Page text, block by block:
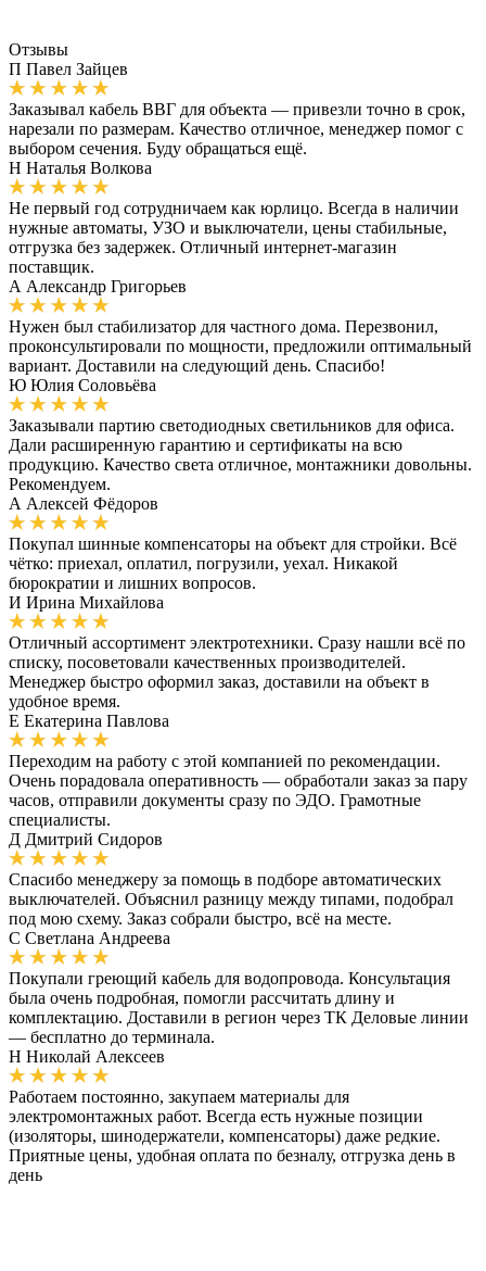
Отзывы
П Павел Зайцев
Заказывал кабель ВВГ для объекта — привезли точно в срок,
нарезали по размерам. Качество отличное, менеджер помог с
выбором сечения. Буду обращаться ещё.
Н Наталья Волкова
Не первый год сотрудничаем как юрлицо. Всегда в наличии
нужные автоматы, УЗО и выключатели, цены стабильные,
отгрузка без задержек. Отличный интернет-магазин
поставщик.
А Александр Григорьев
Нужен был стабилизатор для частного дома. Перезвонил,
проконсультировали по мощности, предложили оптимальный
вариант. Доставили на следующий день. Спасибо!
Ю Юлия Соловьёва
Заказывали партию светодиодных светильников для офиса.
Дали расширенную гарантию и сертификаты на всю
продукцию. Качество света отличное, монтажники довольны.
Рекомендуем.
А Алексей Фёдоров
Покупал шинные компенсаторы на объект для стройки. Всё
чётко: приехал, оплатил, погрузили, уехал. Никакой
бюрократии и лишних вопросов.
И Ирина Михайлова
Отличный ассортимент электротехники. Сразу нашли всё по
списку, посоветовали качественных производителей.
Менеджер быстро оформил заказ, доставили на объект в
удобное время.
Е Екатерина Павлова
Переходим на работу с этой компанией по рекомендации.
Очень порадовала оперативность — обработали заказ за пару
часов, отправили документы сразу по ЭДО. Грамотные
специалисты.
Д Дмитрий Сидоров
Спасибо менеджеру за помощь в подборе автоматических
выключателей. Объяснил разницу между типами, подобрал
под мою схему. Заказ собрали быстро, всё на месте.
С Светлана Андреева
Покупали греющий кабель для водопровода. Консультация
была очень подробная, помогли рассчитать длину и
комплектацию. Доставили в регион через ТК Деловые линии
— бесплатно до терминала.
Н Николай Алексеев
Работаем постоянно, закупаем материалы для
электромонтажных работ. Всегда есть нужные позиции
(изоляторы, шинодержатели, компенсаторы) даже редкие.
Приятные цены, удобная оплата по безналу, отгрузка день в
день